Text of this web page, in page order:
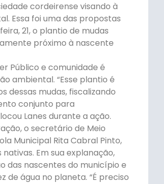
cordeirense visando à
Essa foi uma das propostas
21, o plantio de mudas
próximo à nascente
Público e comunidade é
ambiental. “Esse plantio é
dessas mudas, fiscalizando
conjunto para
Lanes durante a ação.
o secretário de Meio
Municipal Rita Cabral Pinto,
Em sua explanação,
das nascentes do município e
de água no planeta. “É preciso